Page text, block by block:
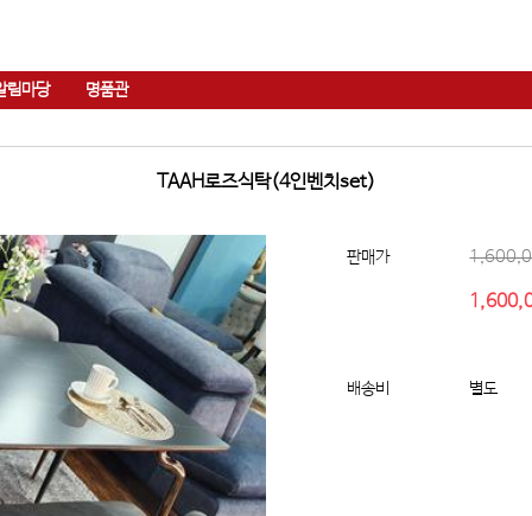
림마당 명품관
TAAH로즈식탁(4인벤치set)
판매가
배송비 별도